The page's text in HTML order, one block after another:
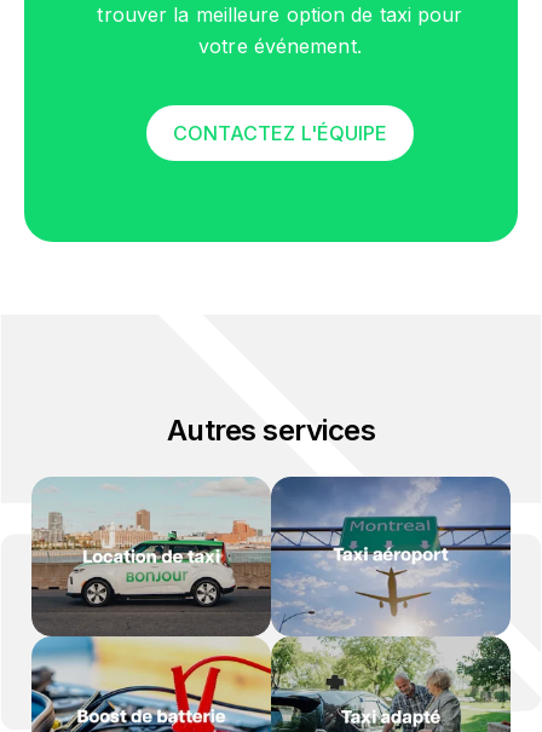
trouver la meilleure option de taxi pour
votre événement.
CONTACTEZ L'ÉQUIPE
Autres services